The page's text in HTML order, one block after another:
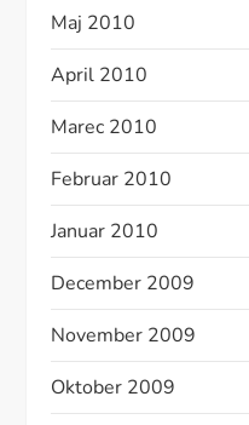
Maj 2010
April 2010
Marec 2010
Februar 2010
Januar 2010
December 2009
November 2009
Oktober 2009